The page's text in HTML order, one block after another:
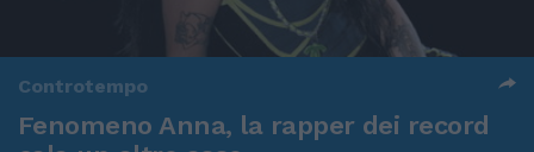
Controtempo
Fenomeno Anna, la rapper dei record